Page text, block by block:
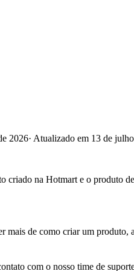
2026· Atualizado em 13 de
criado na Hotmart e o produto
mais de como criar um produto,
com o nosso time de